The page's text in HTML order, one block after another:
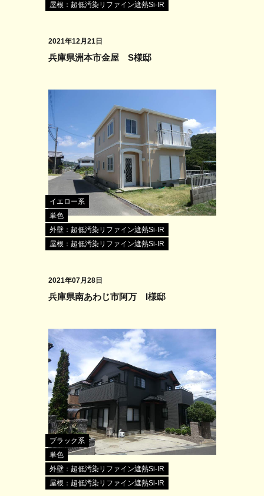
屋根：超低汚染リファイン遮熱Si-IR
2021年12月21日
兵庫県洲本市金屋 S様邸
イエロー系
単色
外壁：超低汚染リファイン遮熱Si-IR
屋根：超低汚染リファイン遮熱Si-IR
2021年07月28日
兵庫県南あわじ市阿万 I様邸
ブラック系
単色
外壁：超低汚染リファイン遮熱Si-IR
屋根：超低汚染リファイン遮熱Si-IR